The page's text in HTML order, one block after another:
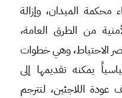
الميدان، وإزالة
من الطرق العامة،
الاحتياط، وهي خطوات
يمكنه تقديمها إلى
عودة اللاجئين، لتترجم